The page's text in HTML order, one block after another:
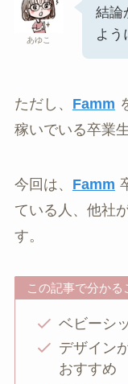
あゆこ
結論
よう
ただし、 Famm
稼いでいる卒業
今回は、 Famm
ている人、他社
す。
この記事で分かる
ベビーシ
デザイン
おすすめ